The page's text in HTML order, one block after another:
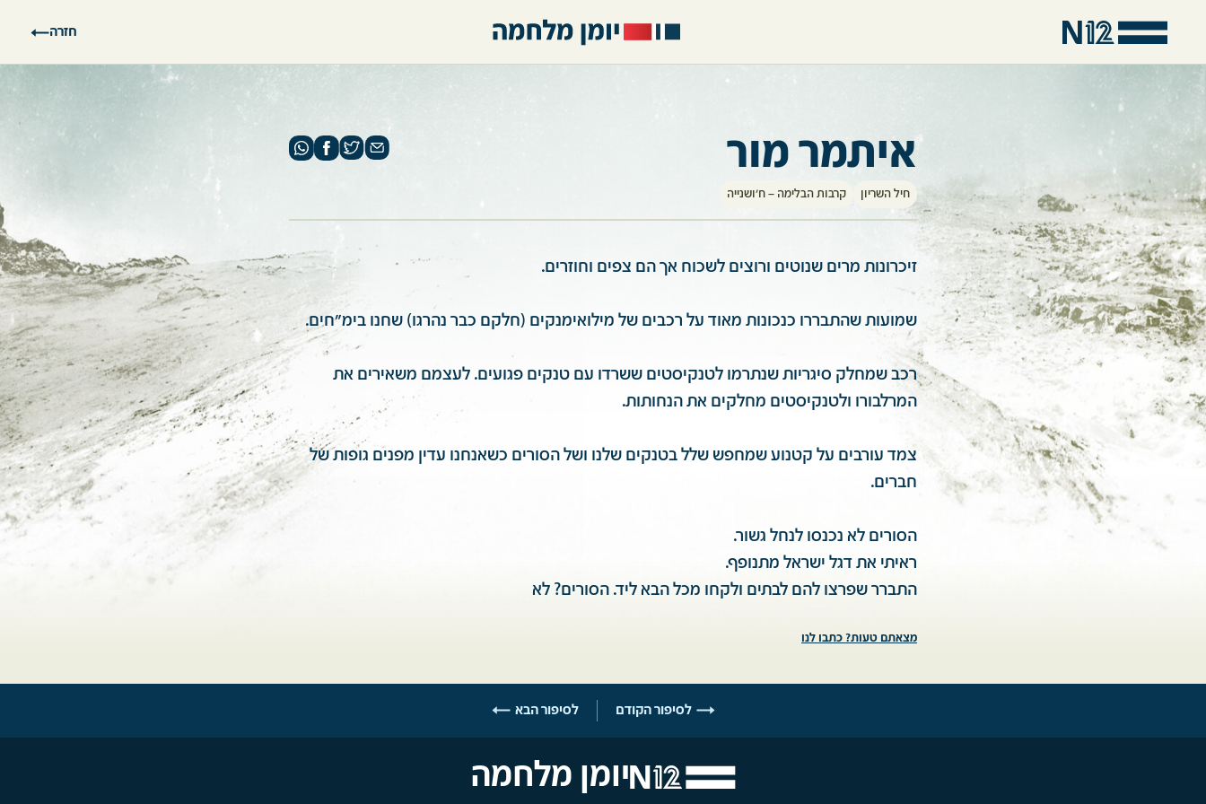
חזרה
איתמר מור
חיל השריון קרבות הבלימה – ח'ושנייה
זיכרונות מרים שנוטים ורוצים לשכוח אך הם צפים וחוזרים.
שמועות שהתבררו כנכונות מאוד על רכבים של מילואימנקים (חלקם כבר נהרגו) שחנו בימ"חים.
רכב שמחלק סיגריות שנתרמו לטנקיסטים ששרדו עם טנקים פגועים. לעצמם משאירים את
המרלבורו ולטנקיסטים מחלקים את הנחותות.
צמד עורבים על קטנוע שמחפש שלל בטנקים שלנו ושל הסורים כשאנחנו עדין מפנים גופות של
חברים.
הסורים לא נכנסו לנחל גשור.
ראיתי את דגל ישראל מתנופף.
התברר שפרצו להם לבתים ולקחו מכל הבא ליד. הסורים? לא
מצאתם טעות? כתבו לנו
לסיפור הקודם לסיפור הבא
יומן מלחמה